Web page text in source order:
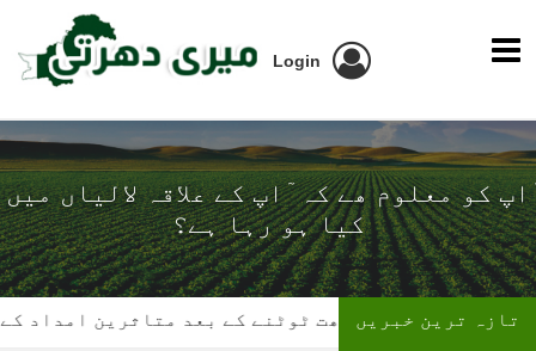
Login
ٓاپ کو معلوم ھے کہ ٓاپ کے علاقہ لالیاں میں
کیا ہو رہا ہے؟
گھر کی چھت ٹوٹنے کے بعد متاثرین امداد کے
تازہ ترین خبریں